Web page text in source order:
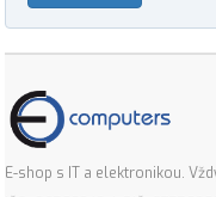
E-shop s IT a elektronikou.